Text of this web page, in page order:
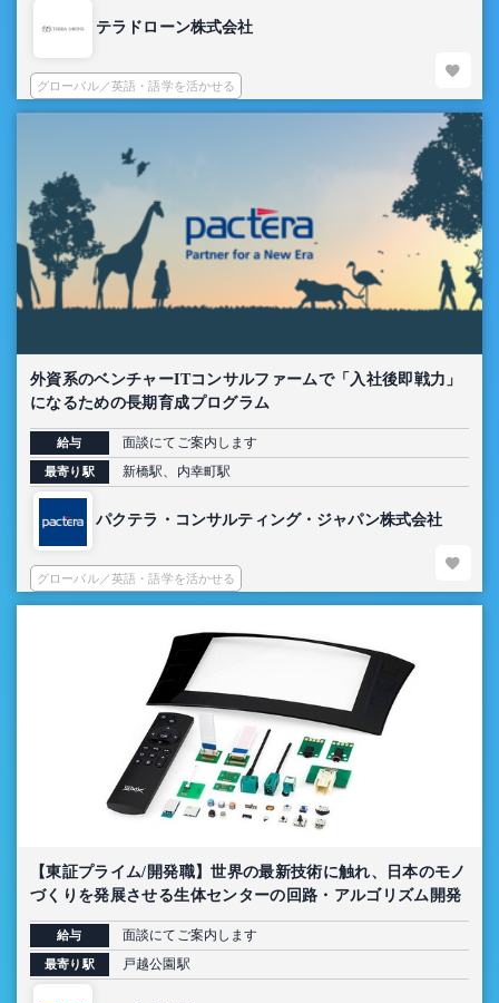
テラドローン株式会社
グローバル／英語・語学を活かせる
外資系のベンチャーITコンサルファームで「入社後即戦力」
になるための長期育成プログラム
給与 面談にてご案内します
最寄り駅 新橋駅、内幸町駅
パクテラ・コンサルティング・ジャパン株式会社
グローバル／英語・語学を活かせる
【東証プライム/開発職】世界の最新技術に触れ、日本のモノ
づくりを発展させる生体センターの回路・アルゴリズム開発
給与 面談にてご案内します
最寄り駅 戸越公園駅